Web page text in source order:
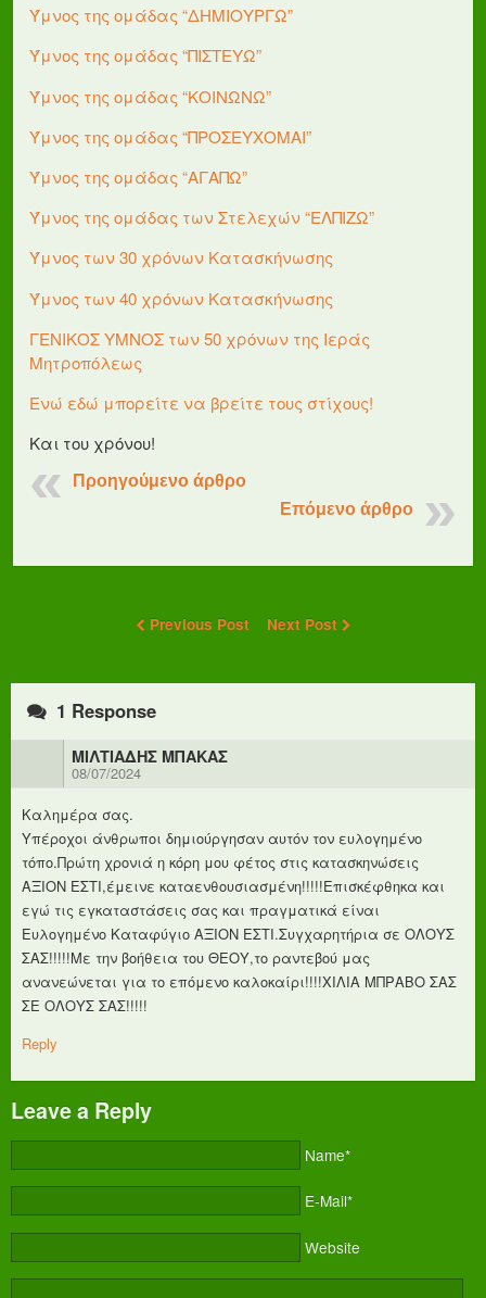
Ύμνος της ομάδας “ΔΗΜΙΟΥΡΓΩ”
Ύμνος της ομάδας “ΠΙΣΤΕΥΩ”
Ύμνος της ομάδας “ΚΟΙΝΩΝΩ”
Ύμνος της ομάδας “ΠΡΟΣΕΥΧΟΜΑΙ”
Ύμνος της ομάδας “ΑΓΑΠΩ”
Ύμνος της ομάδας των Στελεχών “ΕΛΠΙΖΩ”
Ύμνος των 30 χρόνων Κατασκήνωσης
Ύμνος των 40 χρόνων Κατασκήνωσης
ΓΕΝΙΚΟΣ ΥΜΝΟΣ των 50 χρόνων της Ιεράς
Μητροπόλεως
Ενώ εδώ μπορείτε να βρείτε τους στίχους!
Και του χρόνου!
Προηγούμενο άρθρο
Επόμενο άρθρο
Previous Post Next Post
1 Response
ΜΙΛΤΙΑΔΗΣ ΜΠΑΚΑΣ
08/07/2024
Καλημέρα σας.
Υπέροχοι άνθρωποι δημιούργησαν αυτόν τον ευλογημένο
τόπο.Πρώτη χρονιά η κόρη μου φέτος στις κατασκηνώσεις
ΑΞΙΟΝ ΕΣΤΙ,έμεινε καταενθουσιασμένη!!!!!Επισκέφθηκα και
εγώ τις εγκαταστάσεις σας και πραγματικά είναι
Ευλογημένο Καταφύγιο ΑΞΙΟΝ ΕΣΤΙ.Συγχαρητήρια σε ΟΛΟΥΣ
ΣΑΣ!!!!!Με την βοήθεια του ΘΕΟΥ,το ραντεβού μας
ανανεώνεται για το επόμενο καλοκαίρι!!!!ΧΙΛΙΑ ΜΠΡΑΒΟ ΣΑΣ
ΣΕ ΟΛΟΥΣ ΣΑΣ!!!!!
Reply
Leave a Reply
Name*
E-Mail*
Website